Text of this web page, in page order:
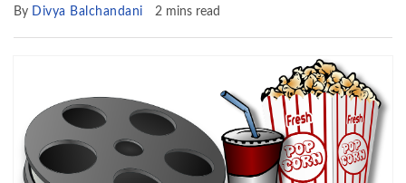
By Divya Balchandani 2 mins read